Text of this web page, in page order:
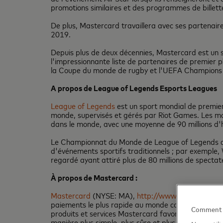
promotions similaires et des programmes de
De plus, Mastercard travaillera avec ses
2019.
Depuis plus de deux décennies, Mastercard est
l'impressionnante liste de partenaires de premier
la Coupe du monde de rugby et l'UEFA
A propos de League of Legends Esports Leagues
League of Legendsest un sport mondial de
monde, supervisés et gérés par Riot Games. Les
dans le monde, avec une moyenne de 90 millions
Le Championnat du Monde de League of
d'événements sportifs traditionnels ; par
regardé ayant attiré plus de 80 millions de
À propos de Mastercard :
Mastercard (NYSE: MA), http://
paiements le plus rapide au monde connecte
produits et services Mastercard favorisent lesComment